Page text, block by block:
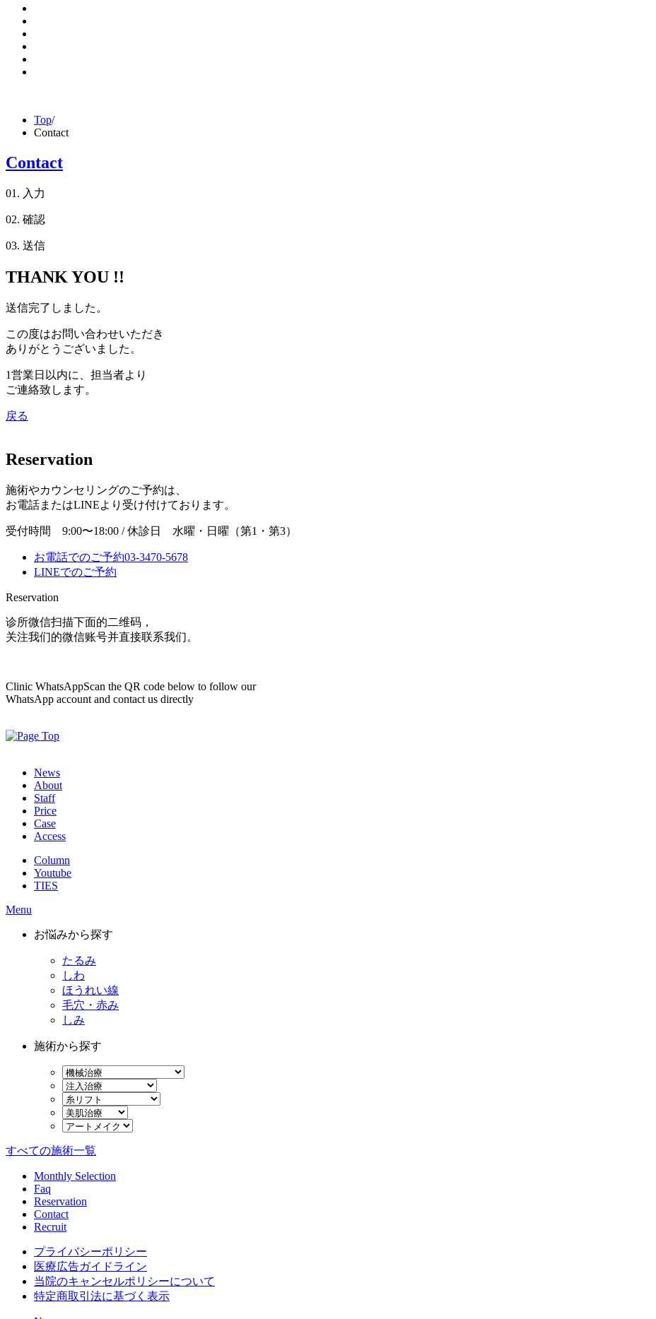
Top/
Contact
Contact
01. 入力
02. 確認
03. 送信
THANK YOU !!
送信完了しました。
この度はお問い合わせいただき
ありがとうございました。
1営業日以内に、担当者より
ご連絡致します。
戻る
Reservation
施術やカウンセリングのご予約は、
お電話またはLINEより受け付けております。
受付時間 9:00〜18:00 / 休診日 水曜・日曜（第1・第3）
お電話でのご予約03-3470-5678
LINEでのご予約
Reservation
诊所微信扫描下面的二维码，
关注我们的微信账号并直接联系我们。
Clinic WhatsAppScan the QR code below to follow our
WhatsApp account and contact us directly
News
About
Staff
Price
Case
Access
Column
Youtube
TIES
Menu
お悩みから探す
たるみ
しわ
ほうれい線
毛穴・赤み
しみ
施術から探す
すべての施術一覧
Monthly Selection
Faq
Reservation
Contact
Recruit
プライバシーポリシー
医療広告ガイドライン
当院のキャンセルポリシーについて
特定商取引法に基づく表示